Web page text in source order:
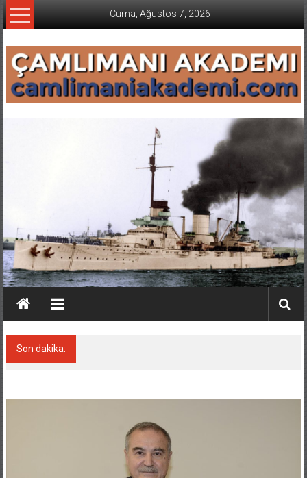
İçeriğe
geç
Cuma, Ağustos 7, 2026
Son dakika: